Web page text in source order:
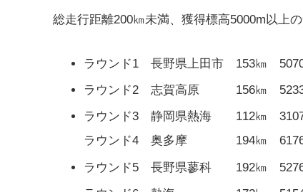
総走行距離200㎞未満、獲得標高5000m以上
ラウンド1 長野県上田市 153㎞
ラウンド2 志賀高原 156㎞
ラウンド3 静岡県熱海 112㎞
ラウンド4 奥多摩 194㎞
ラウンド5 長野県蓼科 192㎞